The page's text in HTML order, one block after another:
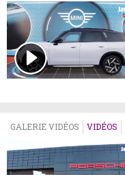
GALERIE VIDÉOS VIDÉOS